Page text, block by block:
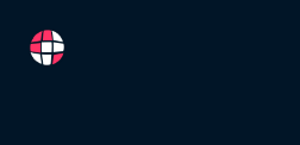
RemoteFR